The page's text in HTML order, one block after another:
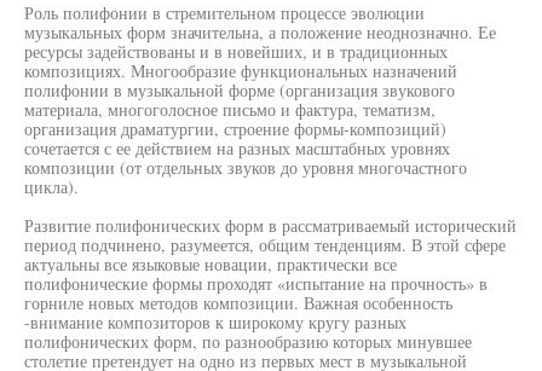
Роль полифонии в стремительном процессе эволюции
музыкальных форм значительна, а положение неоднозначно. Ее
ресурсы задействованы и в новейших, и в традиционных
композициях. Многообразие функциональных назначений
полифонии в музыкальной форме (организация звукового
материала, многоголосное письмо и фактура, тематизм,
организация драматургии, строение формы-композиций)
сочетается с ее действием на разных масштабных уровнях
композиции (от отдельных звуков до уровня многочастного
цикла).
Развитие полифонических форм в рассматриваемый исторический
период подчинено, разумеется, общим тенденциям. В этой сфере
актуальны все языковые новации, практически все
полифонические формы проходят «испытание на прочность» в
горниле новых методов композиции. Важная особенность
-внимание композиторов к широкому кругу разных
полифонических форм, по разнообразию которых минувшее
столетие претендует на одно из первых мест в музыкальной